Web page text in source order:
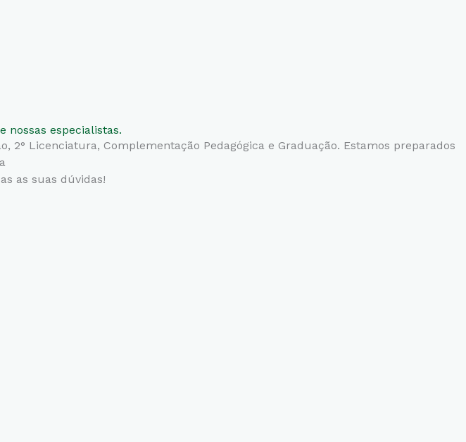
nossas especialistas.
2° Licenciatura, Complementação Pedagógica e Graduação. Estamos preparados
as suas dúvidas!